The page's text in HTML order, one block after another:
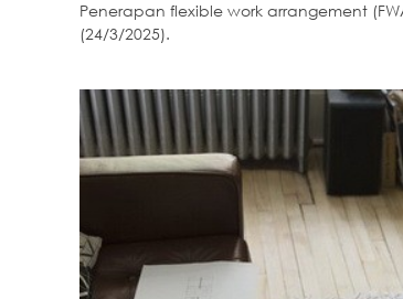
Penerapan flexible work arrangement
(24/3/2025).